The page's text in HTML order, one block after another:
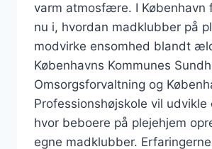
varm atmosfære. I København
nu i, hvordan madklubber på
modvirke ensomhed blandt
Københavns Kommunes
Omsorgsforvaltning og
Professionshøjskole vil udvikle
hvor beboere på plejehjem
egne madklubber.